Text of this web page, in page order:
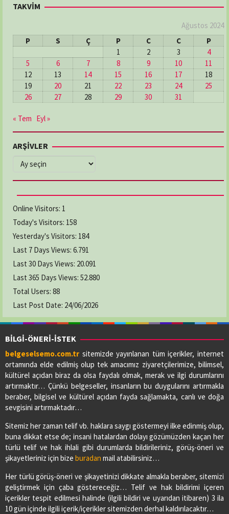
TAKVİM
Ağustos 2024
P
S Ç P C C
P
1
2 3
4
5
6 7 8 9 10
11
12
13 14 15 16 17
18
19
20 21 22 23 24
25
26
27 28 29 30 31
« Tem Eyl »
ARŞİVLER
ARŞİVLER
Online Visitors: 1
Today's Visitors: 158
Yesterday's Visitors: 184
Last 7 Days Views: 6.791
Last 30 Days Views: 20.091
Last 365 Days Views: 52.880
Total Users: 88
Last Post Date: 24/06/2026
BİLGİ-ÖNERİ-İSTEK
belgeselsemo.com.tr sitemizde yayınlanan tüm içerikler, internet
ortamında elde edilmiş olup tek amacımız ziyaretçilerimize, bilimsel,
kültürel açıdan biraz da olsa faydalı olmak, merak ve ilgi durumlarını
artırmaktır… Çünkü belgeseller, insanların bu duygularını artırmakla
beraber, bilgisel ve kültürel açıdan fayda sağlamakta, canlı ve doğa
sevgisini artırmaktadır…
Sitemiz her zaman telif vb. haklara saygı göstermeyi ilke edinmiş olup,
buna dikkat etse de; insani hatalardan dolayı gözümüzden kaçan her
türlü telif ve hak ihlali gibi durumlarda bildirileriniz, görüş-öneri ve
şikayetleriniz için bize buradan mail atabilirsiniz…
Her türlü görüş-öneri ve şikayetinizi dikkate almakla beraber, sitemizi
geliştirmek için çaba göstereceğiz… Telif ve hak bildirimi içeren
içerikler tespit edilmesi halinde (ilgili bildiri ve uyarıdan itibaren) 3 ila
10 gün içinde ilgili içerik/içerikler sitemizden derhal kaldırılacaktır…